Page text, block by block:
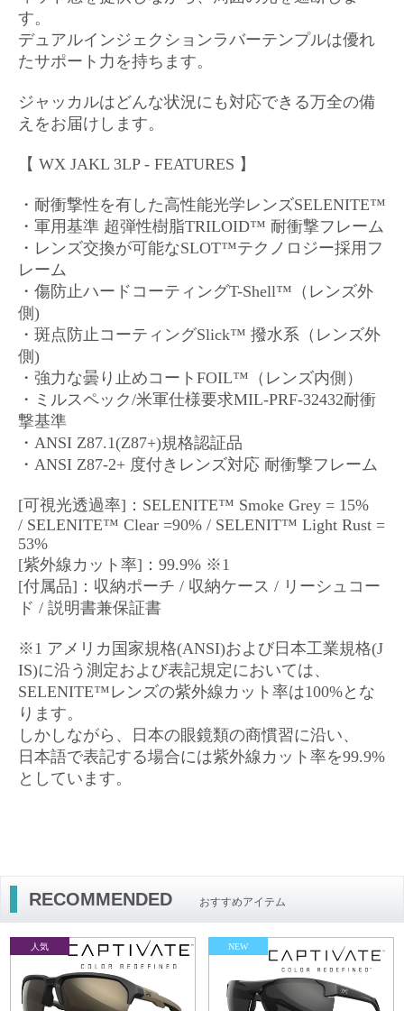
す。
デュアルインジェクションラバーテンプルは優れ
たサポート力を持ちます。
ジャッカルはどんな状況にも対応できる万全の備
えをお届けします。
【 WX JAKL 3LP - FEATURES 】
・耐衝撃性を有した高性能光学レンズSELENITE™
・軍用基準 超弾性樹脂TRILOID™ 耐衝撃フレーム
・レンズ交換が可能なSLOT™テクノロジー採用フ
レーム
・傷防止ハードコーティングT-Shell™（レンズ外
側)
・斑点防止コーティングSlick™ 撥水系（レンズ外
側)
・強力な曇り止めコートFOIL™（レンズ内側）
・ミルスペック/米軍仕様要求MIL-PRF-32432耐衝
撃基準
・ANSI Z87.1(Z87+)規格認証品
・ANSI Z87-2+ 度付きレンズ対応 耐衝撃フレーム
[可視光透過率]：SELENITE™ Smoke Grey = 15%
/ SELENITE™ Clear =90% / SELENIT™ Light Rust =
53%
[紫外線カット率]：99.9% ※1
[付属品]：収納ポーチ / 収納ケース / リーシュコー
ド / 説明書兼保証書
※1 アメリカ国家規格(ANSI)および日本工業規格(J
IS)に沿う測定および表記規定においては、
SELENITE™レンズの紫外線カット率は100%とな
ります。
しかしながら、日本の眼鏡類の商慣習に沿い、
日本語で表記する場合には紫外線カット率を99.9%
としています。
RECOMMENDED おすすめアイテム